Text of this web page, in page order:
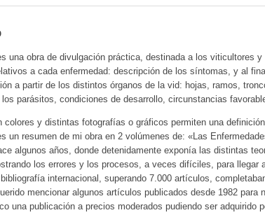
una obra de divulgación práctica, destinada a los viticultores
a cada enfermedad: descripción de los síntomas, y al
a partir de los distintos órganos de la vid: hojas, ramos,
los parásitos, condiciones de desarrollo, circunstancias
colores y distintas fotografías o gráficos permiten una
un resumen de mi obra en 2 volúmenes de: «Las
algunos años, donde detenidamente exponía las distintas
los errores y los procesos, a veces difíciles, para llegar
internacional, superando 7.000 artículos,
mencionar algunos artículos publicados desde 1982 para
una publicación a precios moderados pudiendo ser adquirido